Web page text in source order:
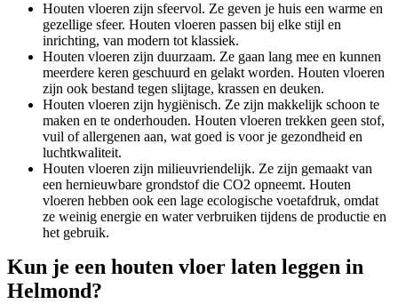
Houten vloeren zijn sfeervol. Ze geven je huis een warme en
gezellige sfeer. Houten vloeren passen bij elke stijl en
inrichting, van modern tot klassiek.
Houten vloeren zijn duurzaam. Ze gaan lang mee en kunnen
meerdere keren geschuurd en gelakt worden. Houten vloeren
zijn ook bestand tegen slijtage, krassen en deuken.
Houten vloeren zijn hygiënisch. Ze zijn makkelijk schoon te
maken en te onderhouden. Houten vloeren trekken geen stof,
vuil of allergenen aan, wat goed is voor je gezondheid en
luchtkwaliteit.
Houten vloeren zijn milieuvriendelijk. Ze zijn gemaakt van
een hernieuwbare grondstof die CO2 opneemt. Houten
vloeren hebben ook een lage ecologische voetafdruk, omdat
ze weinig energie en water verbruiken tijdens de productie en
het gebruik.
Kun je een houten vloer laten leggen in
Helmond?